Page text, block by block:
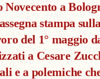
a
stampa
del 1° maggio
a Cesare
e a polemiche